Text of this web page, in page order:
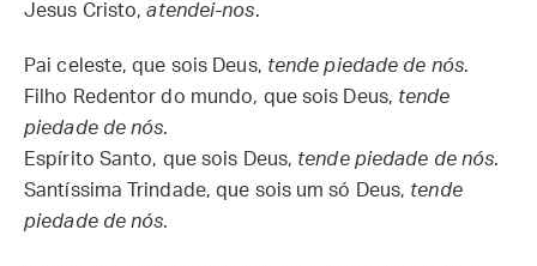
Jesus Cristo,atendei-nos.
Pai celeste, que sois Deus, tende piedade de nós.
Filho Redentor do mundo, que sois Deus, tende
piedade de nós.
Espírito Santo, que sois Deus, tende piedade de nós.
Santíssima Trindade, que sois um só Deus, tende
piedade de nós.